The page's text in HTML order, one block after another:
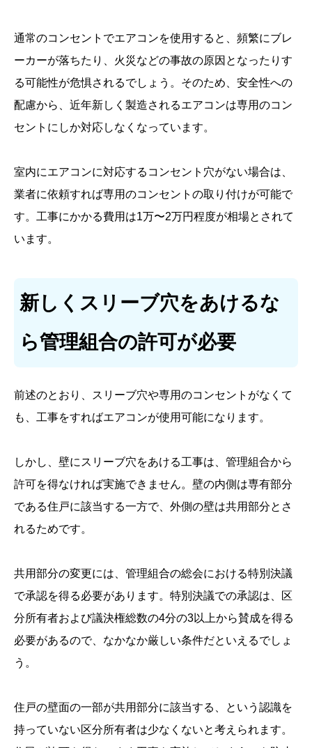
通常のコンセントでエアコンを使用すると、頻繁にブレ
ーカーが落ちたり、火災などの事故の原因となったりす
る可能性が危惧されるでしょう。そのため、安全性への
配慮から、近年新しく製造されるエアコンは専用のコン
セントにしか対応しなくなっています。
室内にエアコンに対応するコンセント穴がない場合は、
業者に依頼すれば専用のコンセントの取り付けが可能で
す。工事にかかる費用は1万〜2万円程度が相場とされて
います。
新しくスリーブ穴をあけるな
ら管理組合の許可が必要
前述のとおり、スリーブ穴や専用のコンセントがなくて
も、工事をすればエアコンが使用可能になります。
しかし、壁にスリーブ穴をあける工事は、管理組合から
許可を得なければ実施できません。壁の内側は専有部分
である住戸に該当する一方で、外側の壁は共用部分とさ
れるためです。
共用部分の変更には、管理組合の総会における特別決議
で承認を得る必要があります。特別決議での承認は、区
分所有者および議決権総数の4分の3以上から賛成を得る
必要があるので、なかなか厳しい条件だといえるでしょ
う。
住戸の壁面の一部が共用部分に該当する、という認識を
持っていない区分所有者は少なくないと考えられます。